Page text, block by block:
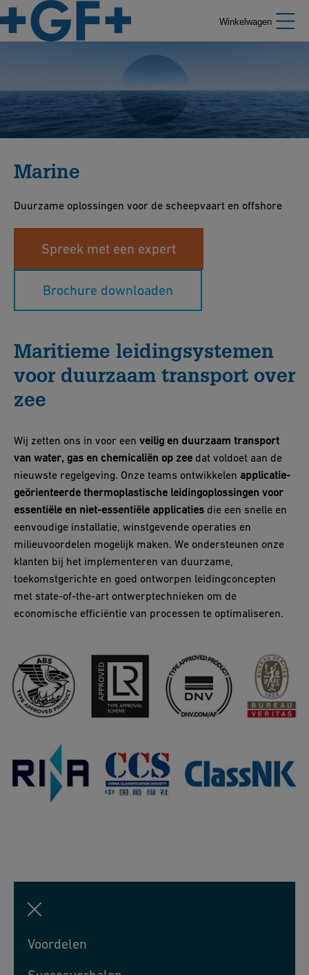
Winkelwagen
Marine
Duurzame oplossingen voor de scheepvaart en offshore
Spreek met een expert
Brochure downloaden
Maritieme leidingsystemen
voor duurzaam transport over
zee
Wij zetten ons in voor een veilig en duurzaam transport
van water, gas en chemicaliën op zee dat voldoet aan de
nieuwste regelgeving. Onze teams ontwikkelen applicatie-
geörienteerde thermoplastische leidingoplossingen voor
essentiële en niet-essentiële applicaties die een snelle en
eenvoudige installatie, winstgevende operaties en
milieuvoordelen mogelijk maken. We ondersteunen onze
klanten bij het implementeren van duurzame,
toekomstgerichte en goed ontworpen leidingconcepten
met state-of-the-art ontwerptechnieken om de
economische efficiëntie van processen te optimaliseren.
Voordelen